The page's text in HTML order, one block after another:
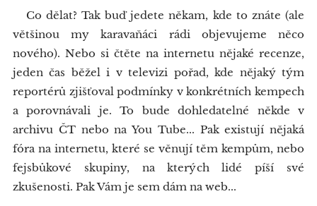
Co dělat? Tak buď jedete někam, kde to znáte (ale
většinou my karavaňáci rádi objevujeme něco
nového). Nebo si čtěte na internetu nějaké recenze,
jeden čas běžel i v televizi pořad, kde nějaký tým
reportérů zjišťoval podmínky v konkrétních kempech
a porovnávali je. To bude dohledatelné někde v
archivu ČT nebo na You Tube... Pak existují nějaká
fóra na internetu, které se věnují těm kempům, nebo
fejsbůkové skupiny, na kterých lidé píší své
zkušenosti. Pak Vám je sem dám na web...